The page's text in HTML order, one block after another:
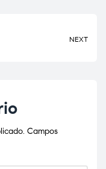
NEXT
Campos